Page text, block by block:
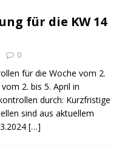
für die KW 14
0
für die Woche vom 2.
2. bis 5. April in
durch: Kurzfristige
sind aus aktuellem
[…]